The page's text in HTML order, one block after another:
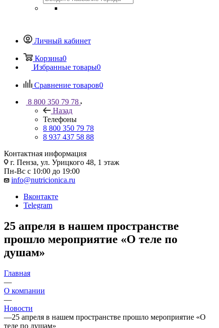
Личный кабинет
Корзина0
Избранные товары0
Сравнение товаров0
8 800 350 79 78
Назад
Телефоны
8 800 350 79 78
8 937 437 58 88
Контактная информация
г. Пенза, ул. Урицкого 48, 1 этаж
Пн-Вс с 10:00 до 19:00
info@nutricionica.ru
Вконтакте
Telegram
25 апреля в нашем пространстве
прошло мероприятие «О теле по
душам»
Главная
—
О компании
—
Новости
—25 апреля в нашем пространстве прошло мероприятие «О
теле по душам»